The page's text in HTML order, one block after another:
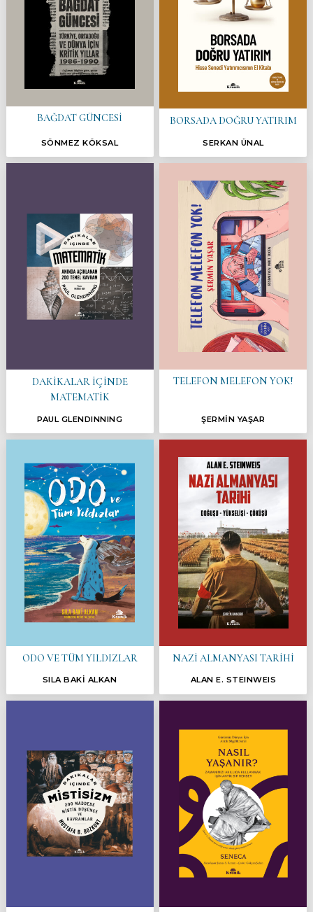
BAĞDAT GÜNCESİ
SÖNMEZ KÖKSAL
BORSADA DOĞRU YATIRIM
SERKAN ÜNAL
DAKİKALAR İÇİNDE
MATEMATİK
PAUL GLENDINNING
TELEFON MELEFON YOK!
ŞERMİN YAŞAR
ODO VE TÜM YILDIZLAR
SILA BAKİ ALKAN
NAZİ ALMANYASI TARİHİ
ALAN E. STEINWEIS